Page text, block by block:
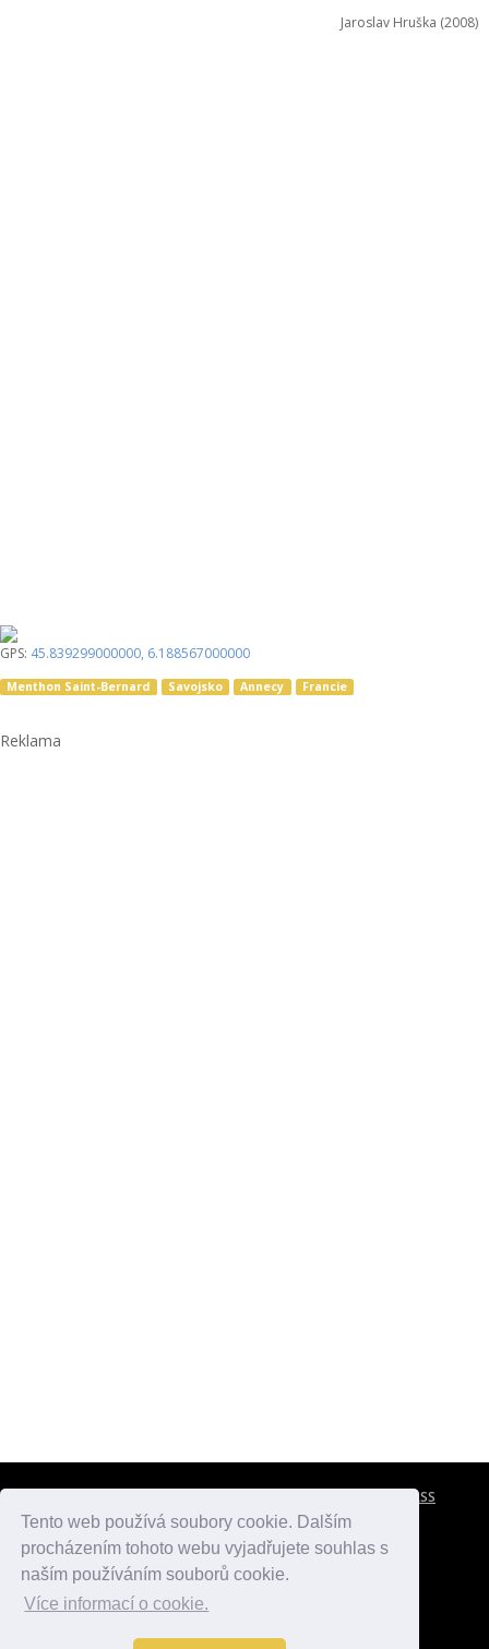
Tento web používá soubory cookie. Dalším
procházením tohoto webu vyjadřujete souhlas s
naším používáním souborů cookie.
Více informací o cookie.
Jaroslav Hruška (2008)
GPS: 45.839299000000, 6.188567000000
Menthon Saint-Bernard Savojsko Annecy Francie
Reklama
RSS
atlaspamatek.info
Data o počasí jsou přebírána z